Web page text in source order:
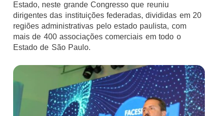
Estado, neste grande Congresso que reuniu
dirigentes das instituições federadas, divididas em 20
regiões administrativas pelo estado paulista, com
mais de 400 associações comerciais em todo o
Estado de São Paulo.